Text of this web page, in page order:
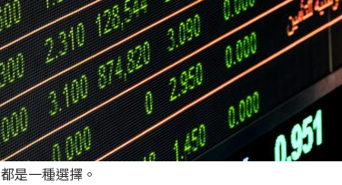
是一種選擇。